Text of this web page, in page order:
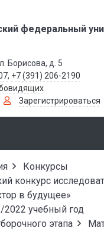
федеральный
Борисова, д. 5
, +7 (391) 206-2190
Зарегистрироваться
Конкурсы
конкурс
в будущее»
2022 учебный год
этапа